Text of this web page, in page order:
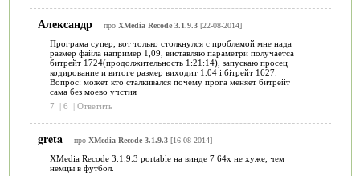
Александр про XMedia Recode 3.1.9.3[22-08-2014]
Програма супер, вот только столкнулся с проблемой мне нада
размер файла например 1,09, виставляю параметри получаетса
битрейт 1724(продолжительность 1:21:14), запускаю просец
кодирование и витоге размер виходит 1.04 і бітрейт 1627.
Вопрос: может кто сталкивался почему прога меняет битрейт
сама без моево учстия
7
| 6 | Ответить
greta про XMedia Recode 3.1.9.3[16-08-2014]
XMedia Recode 3.1.9.3 portable на винде 7 64х не хуже, чем
немцы в футбол.